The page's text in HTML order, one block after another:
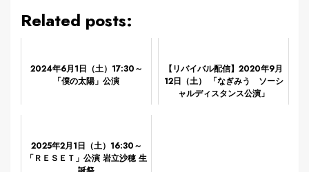
Related posts:
2024年6月1日（土）17:30～
「僕の太陽」公演
【リバイバル配信】2020年9月
12日（土） 「なぎみう ソーシ
ャルディスタンス公演」
2025年2月1日（土）16:30～
「ＲＥＳＥＴ」公演 岩立沙穂 生